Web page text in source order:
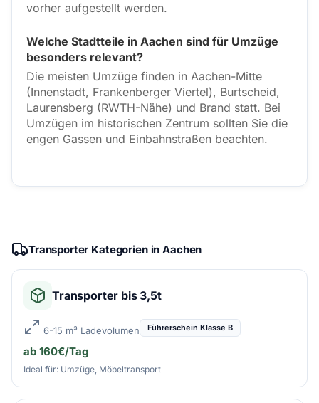
vorher aufgestellt werden.
Welche Stadtteile in Aachen sind für Umzüge
besonders relevant?
Die meisten Umzüge finden in Aachen-Mitte
(Innenstadt, Frankenberger Viertel), Burtscheid,
Laurensberg (RWTH-Nähe) und Brand statt. Bei
Umzügen im historischen Zentrum sollten Sie die
engen Gassen und Einbahnstraßen beachten.
Transporter Kategorien in Aachen
Transporter bis 3,5t
6-15 m³ Ladevolumen Führerschein Klasse B
ab 160€/Tag
Ideal für: Umzüge, Möbeltransport